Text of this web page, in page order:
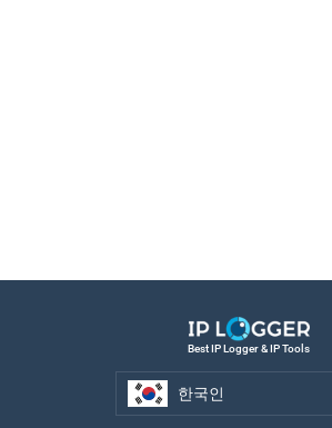
Best IP Logger & IP Tools
한국인